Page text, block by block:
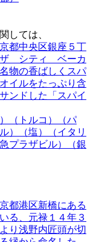
しては、
都中央区銀座５丁
ザ シティ ベーカ
物の香ばしくスパ
イルをたっぷり含
ンドした「スパイ
（トルコ）（パ
）（塩）（イタリ
プラザビル）（銀
都港区新橋にある
る、元禄１４年３
り浅野内匠頭が切